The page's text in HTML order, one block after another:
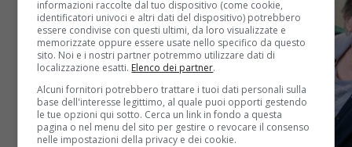
informazioni raccolte dal tuo dispositivo (come cookie,
identificatori univoci e altri dati del dispositivo) potrebbero
essere condivise con questi ultimi, da loro visualizzate e
memorizzate oppure essere usate nello specifico da questo
sito. Noi e i nostri partner potremmo utilizzare dati di
localizzazione esatti. Elenco dei partner.
Alcuni fornitori potrebbero trattare i tuoi dati personali sulla
base dell'interesse legittimo, al quale puoi opporti gestendo
le tue opzioni qui sotto. Cerca un link in fondo a questa
pagina o nel menu del sito per gestire o revocare il consenso
nelle impostazioni della privacy e dei cookie.